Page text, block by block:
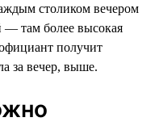
столиком вечером
там более высокая
получит
за вечер, выше.